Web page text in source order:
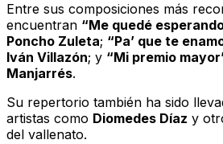
Entre sus composiciones más
encuentran “Me quedé
Poncho Zuleta; “Pa’ que te
Iván Villazón; y “Mi premio
Manjarrés.
Su repertorio también ha sido
artistas como Diomedes Díaz y
del vallenato.